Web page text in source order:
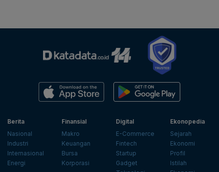
Berita
Nasional
Industri
Internasional
Energi
Finansial
Makro
Keuangan
Bursa
Korporasi
Digital
E-Commerce
Fintech
Startup
Gadget
Ekonopedia
Sejarah
Ekonomi
Profil
Istilah